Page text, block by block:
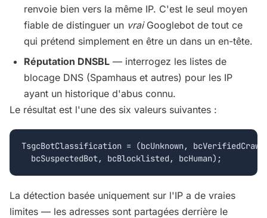
renvoie bien vers la même IP. C'est le seul moyen
fiable de distinguer un vraiGooglebot de tout ce
qui prétend simplement en être un dans un en-tête.
Réputation DNSBL — interrogez les listes de
blocage DNS (Spamhaus et autres) pour les IP
ayant un historique d'abus connu.
Le résultat est l'une des six valeurs suivantes :
TsgcBotClassification = (bcUnknown,
  bcSuspectedBot, bcBlocklisted, bcHuman);
La détection basée uniquement sur l'IP a de vraies
limites — les adresses sont partagées derrière le